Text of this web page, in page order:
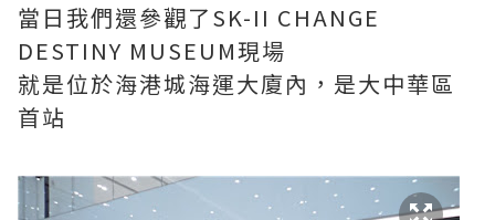
當日我們還參觀了SK-II CHANGE
DESTINY MUSEUM現場
就是位於海港城海運大廈內，是大中華區
首站